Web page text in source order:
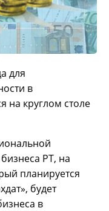
для
в
на круглом столе
РТ, на
планируется
будет
в